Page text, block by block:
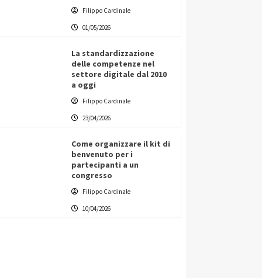
Filippo Cardinale
01/05/2026
La standardizzazione
delle competenze nel
settore digitale dal 2010
a oggi
Filippo Cardinale
23/04/2026
Come organizzare il kit di
benvenuto per i
partecipanti a un
congresso
Filippo Cardinale
10/04/2026